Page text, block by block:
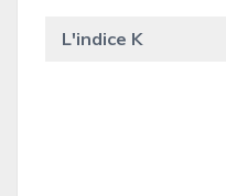
L'indice K